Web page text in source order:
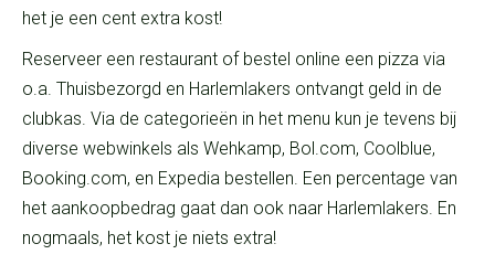
het je een cent extra kost!
Reserveer een restaurant of bestel online een pizza via
o.a. Thuisbezorgd en Harlemlakers ontvangt geld in de
clubkas. Via de categorieën in het menu kun je tevens bij
diverse webwinkels als Wehkamp, Bol.com, Coolblue,
Booking.com, en Expedia bestellen. Een percentage van
het aankoopbedrag gaat dan ook naar Harlemlakers. En
nogmaals, het kost je niets extra!